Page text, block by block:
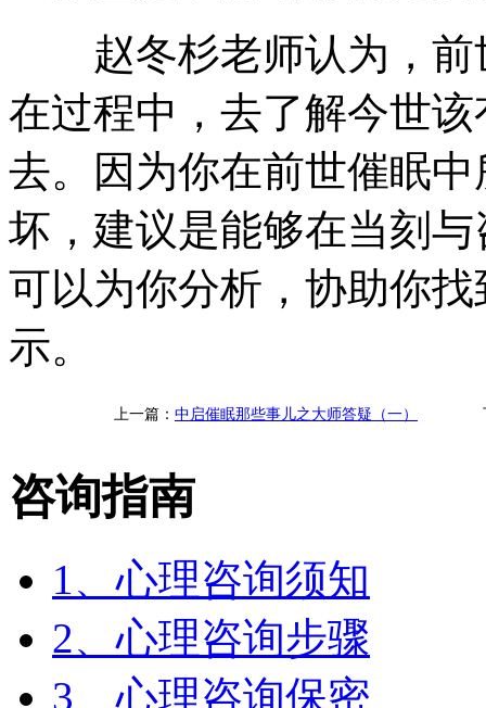
赵冬杉老师认为，前
在过程中，去了解今世
去。因为你在前世催眠
坏，建议是能够在当刻
可以为你分析，协助你
示。
上一篇： 中启催眠那些事儿之大师答疑（一）
咨询指南
1、心理咨询须知
2、心理咨询步骤
3、心理咨询保密